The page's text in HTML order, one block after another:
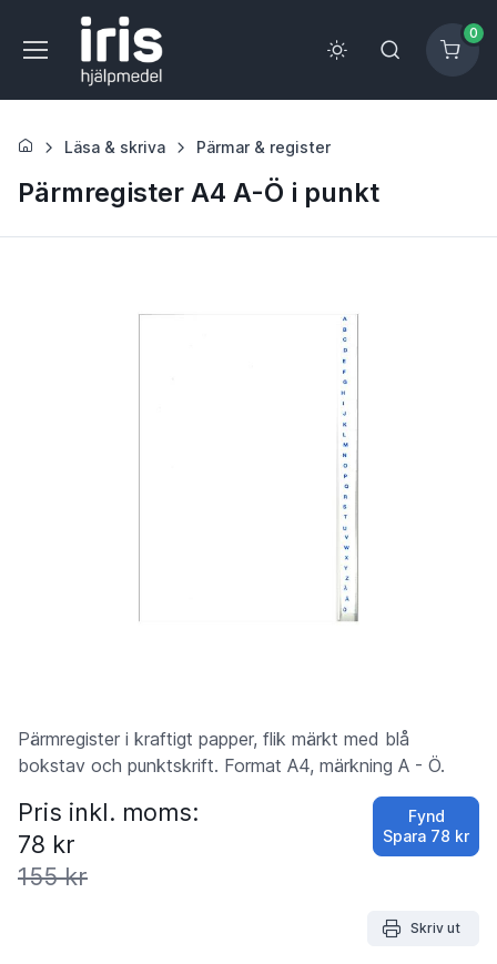
0
Läsa & skriva Pärmar & register
Pärmregister A4 A-Ö i punkt
Pärmregister i kraftigt papper, flik märkt med blå
bokstav och punktskrift. Format A4, märkning A - Ö.
Fynd
Spara 78 kr
Pris inkl. moms:
78 kr
155 kr
Skriv ut